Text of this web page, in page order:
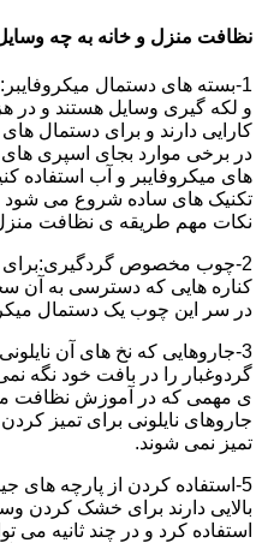
نظافت منزل و خانه به چه
1-بسته های دستمال
و لکه گیری وسایل هستند و در
کارایی دارند و برای دستمال
در برخی موارد بجای اسپری های
های میکروفایبر و آب استفاده
تکنیک های ساده شروع می شود
نکات مهم طریقه ی نظافت
2-چوب مخصوص گردگیری:برای
کناره هایی که دسترسی به آن
در سر این چوب یک دستمال
3-جاروهایی که نخ های آن
گردوغبار را در بافت خود نگه
ی مهمی که در آموزش نظافت
جاروهای نایلونی برای تمیز
تمیز نمی شوند.
5-استفاده کردن از پارچه های
بالایی دارند برای خشک کردن
استفاده کرد و در چند ثانیه می